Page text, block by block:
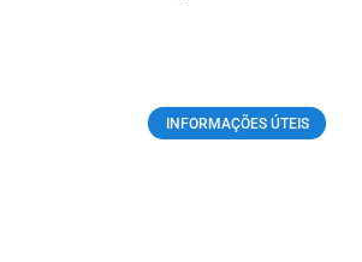
INFORMAÇÕES ÚTEIS